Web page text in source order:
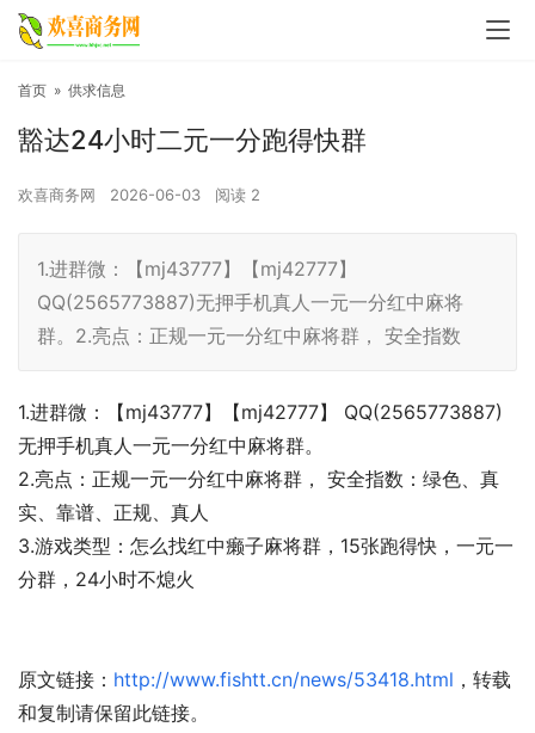
首页 » 供求信息
豁达24小时二元一分跑得快群
欢喜商务网 2026-06-03 阅读 2
1.进群微：【mj43777】【mj42777】
QQ(2565773887)无押手机真人一元一分红中麻将
群。2.亮点：正规一元一分红中麻将群， 安全指数
1.进群微：【mj43777】【mj42777】 QQ(2565773887)
无押手机真人一元一分红中麻将群。
2.亮点：正规一元一分红中麻将群， 安全指数：绿色、真
实、靠谱、正规、真人
3.游戏类型：怎么找红中癞子麻将群，15张跑得快，一元一
分群，24小时不熄火
原文链接： http://www.fishtt.cn/news/53418.html ，转载
和复制请保留此链接。